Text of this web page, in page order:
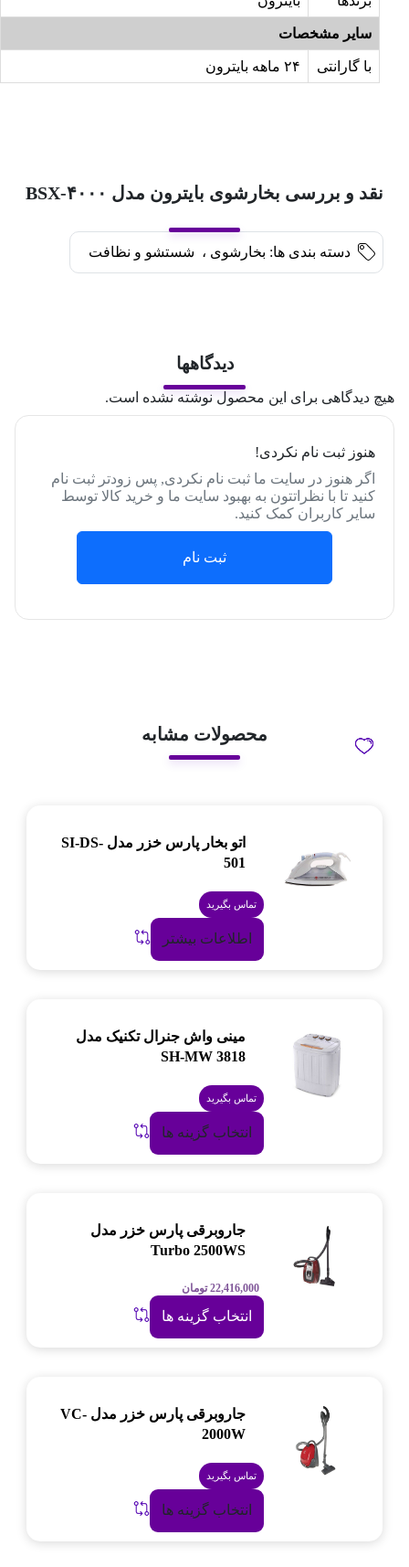
سایر مشخصات
با گارانتی ۲۴ ماهه بایترون
نقد و بررسی بخارشوی بایترون مدل BSX-۴۰۰۰
دسته بندی ها: بخارشوی ، شستشو و نظافت
دیدگاهها
هیچ دیدگاهی برای این محصول نوشته نشده است.
هنوز ثبت نام نکردی!
اگر هنوز در سایت ما ثبت نام نکردی, پس زودتر ثبت نام
کنید تا با نظراتتون به بهبود سایت ما و خرید کالا توسط
سایر کاربران کمک کنید.
ثبت نام
محصولات مشابه
اتو بخار پارس خزر مدل SI-DS-
501
تماس بگیرید
اطلاعات بیشتر
مینی واش جنرال تکنیک مدل
SH-MW 3818
تماس بگیرید
انتخاب گزینه ها
جاروبرقی پارس خزر مدل
Turbo 2500WS
22,416,000 تومان
انتخاب گزینه ها
جاروبرقی پارس خزر مدل VC-
2000W
تماس بگیرید
انتخاب گزینه ها